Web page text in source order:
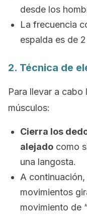
desde los
La frecuencia
espalda es de
2. Técnica de
Para llevar a
músculos:
Cierra los
alejado como
una langosta.
A
movimientos
movimiento de